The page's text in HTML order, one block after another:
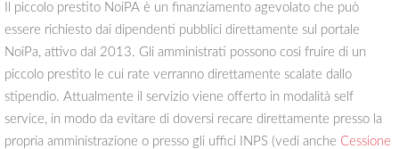
Il piccolo prestito NoiPA è un finanziamento agevolato che può
essere richiesto dai dipendenti pubblici direttamente sul portale
NoiPa, attivo dal 2013. Gli amministrati possono così fruire di un
piccolo prestito le cui rate verranno direttamente scalate dallo
stipendio. Attualmente il servizio viene offerto in modalità self
service, in modo da evitare di doversi recare direttamente presso la
propria amministrazione o presso gli uffici INPS (vedi anche Cessione